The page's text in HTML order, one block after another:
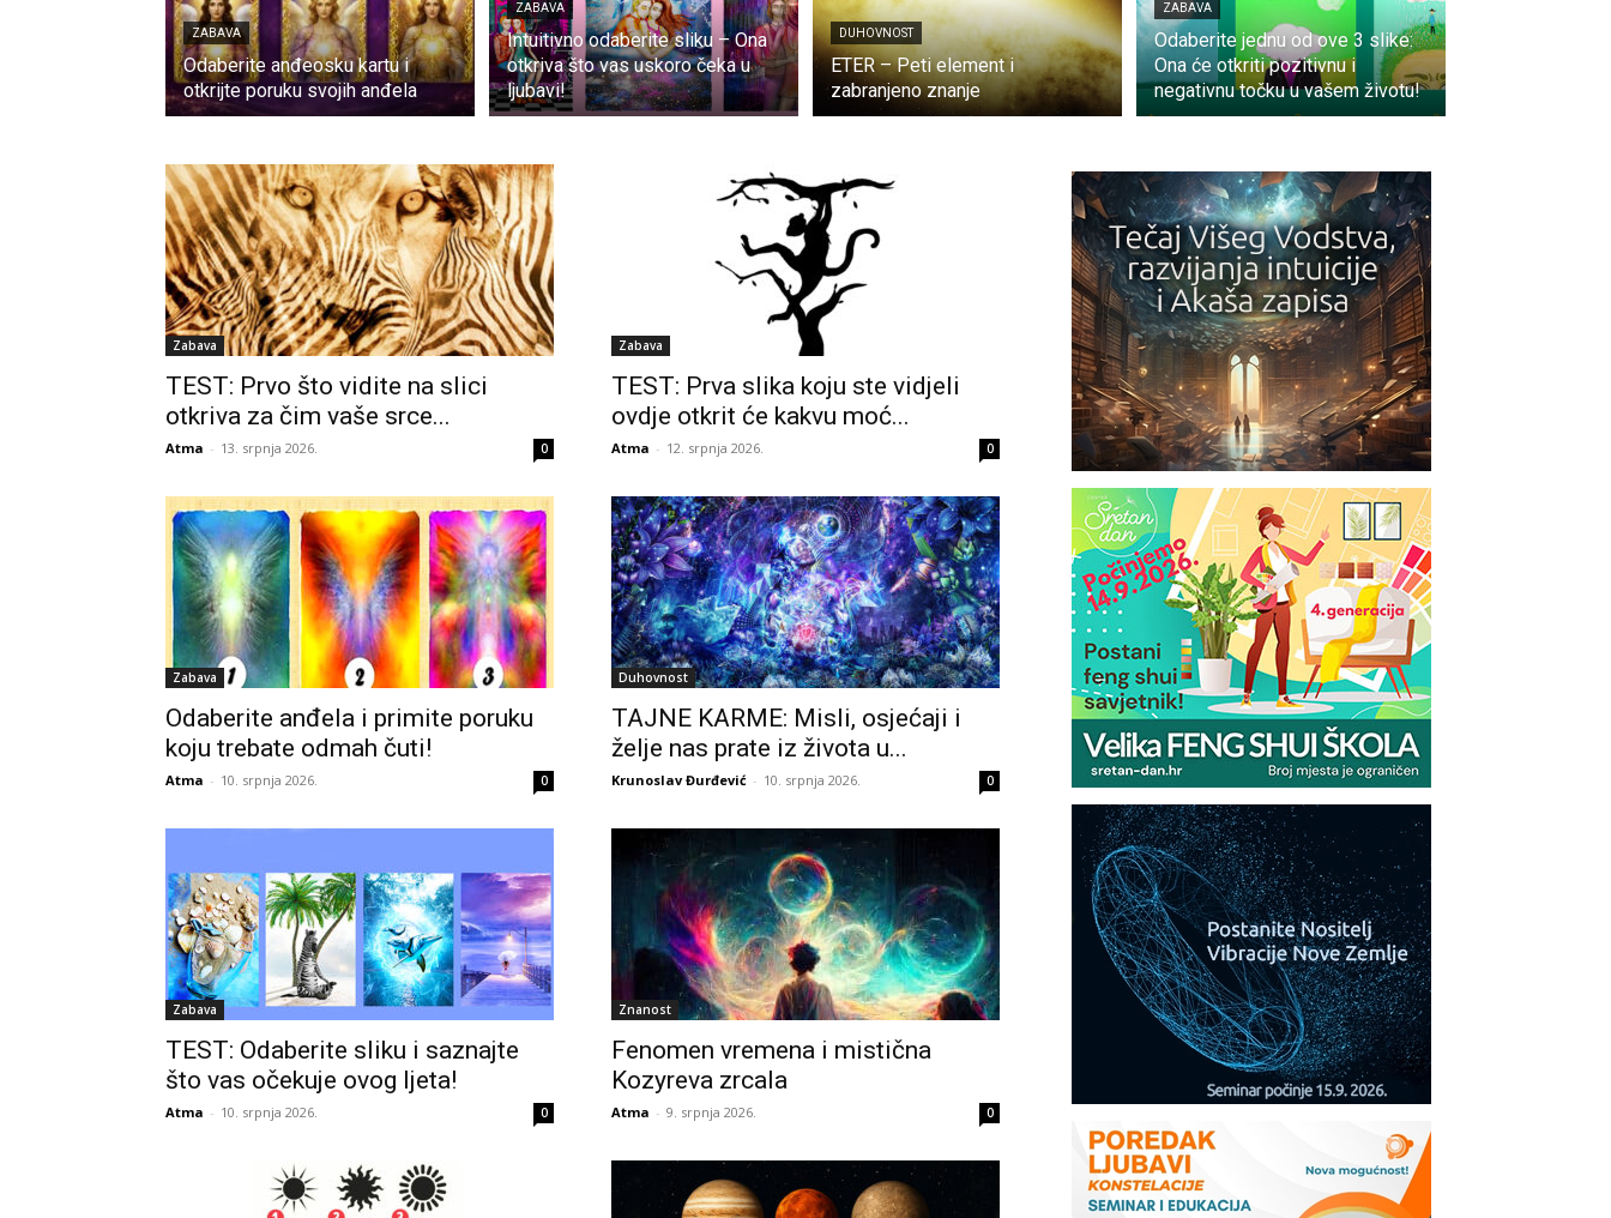
ZABAVA
Odaberite anđeosku kartu i
otkrijte poruku svojih anđela
ZABAVA
Intuitivno odaberite sliku – Ona
otkriva što vas uskoro čeka u
ljubavi!
DUHOVNOST
ETER – Peti element i
zabranjeno znanje
ZABAVA
Odaberite jednu od ove 3 slike:
Ona će otkriti pozitivnu i
negativnu točku u vašem životu!
Zabava
TEST: Prvo što vidite na slici
otkriva za čim vaše srce...
Atma - 13. srpnja 2026. 0
Zabava
TEST: Prva slika koju ste vidjeli
ovdje otkrit će kakvu moć...
Atma - 12. srpnja 2026. 0
Zabava
Odaberite anđela i primite poruku
koju trebate odmah čuti!
Atma - 10. srpnja 2026. 0
Duhovnost
TAJNE KARME: Misli, osjećaji i
želje nas prate iz života u...
Krunoslav Đurđević - 10. srpnja 2026. 0
Zabava
TEST: Odaberite sliku i saznajte
što vas očekuje ovog ljeta!
Atma - 10. srpnja 2026. 0
Znanost
Fenomen vremena i mistična
Kozyreva zrcala
Atma - 9. srpnja 2026. 0